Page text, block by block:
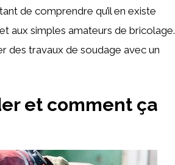
de comprendre qu’il en existe
aux simples amateurs de bricolage.
des travaux de soudage avec un
et comment ça